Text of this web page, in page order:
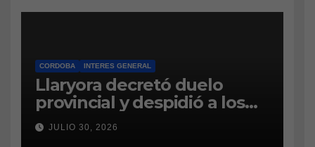
CÁRCEL DE BOUWER
CORDOBA INTERES GENERAL
Llaryora decretó duelo
provincial y despidió a los
bomberos cordobeses
fallecidos en la tragedia
JULIO 30, 2026